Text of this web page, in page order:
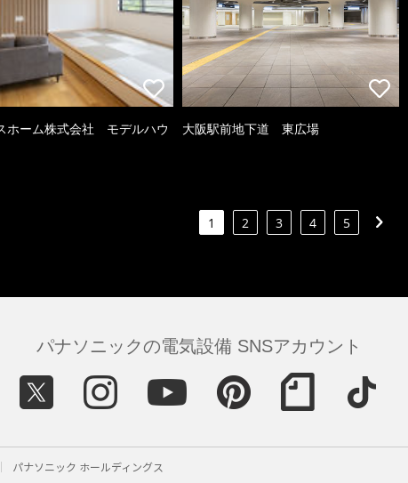
ホーム株式会社 モデルハウ 大阪駅前地下道 東広場
1 2 3 4 5
パナソニックの電気設備 SNSアカウント
パナソニック ホールディングス